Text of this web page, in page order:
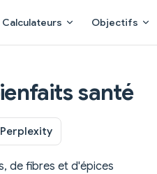
Calculateurs Objectifs
santé
Perplexity
de fibres et d'épices